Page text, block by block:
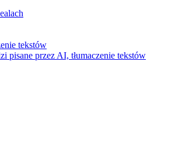
tekstów
pisane przez AI, tłumaczenie tekstów